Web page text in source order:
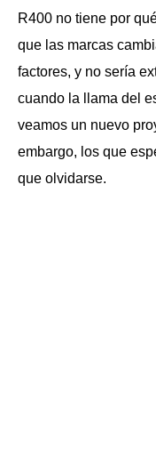
R400 no tiene por
que las marcas
factores, y no sería
cuando la llama del
veamos un nuevo
embargo, los que
que olvidarse.